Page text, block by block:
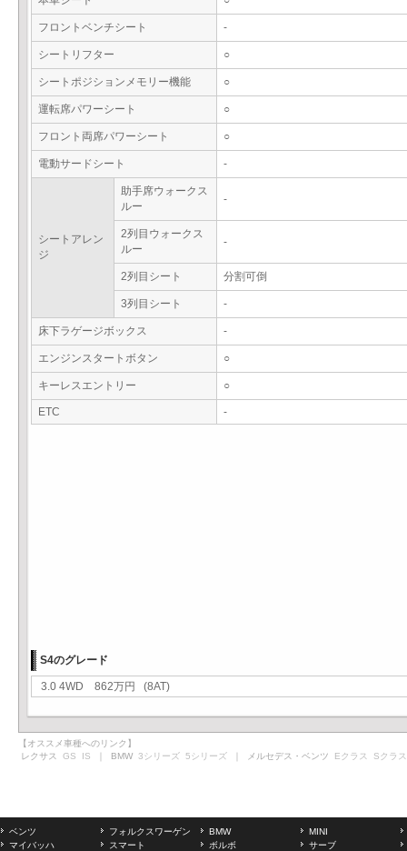
フロントベンチシート -
シートリフター ○
シートポジションメモリー機能 ○
運転席パワーシート ○
フロント両席パワーシート ○
電動サードシート -
シートアレン
ジ
助手席ウォークス
ルー
-
2列目ウォークス
ルー
-
2列目シート 分割可倒
3列目シート -
床下ラゲージボックス -
エンジンスタートボタン ○
キーレスエントリー ○
ETC -
S4のグレード
3.0 4WD 862万円 (8AT)
【オススメ車種へのリンク】
レクサス GS IS ｜ BMW 3シリーズ 5シリーズ ｜ メルセデス・ベンツ Eクラス Sクラス
ベンツ フォルクスワーゲン BMW
MINI
マイバッハ
スマート ボルボ
サーブ